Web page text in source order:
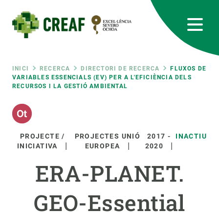
contingut
Fil
d'ariadna
INICI RECERCA DIRECTORI DE RECERCA
FLUXOS DE
VARIABLES ESSENCIALS (EV) PER A L'EFICIÈNCIA DELS
RECURSOS I LA GESTIÓ AMBIENTAL
PROJECTE /
INICIATIVA
PROJECTES UNIÓ
EUROPEA
2017 -
2020
INACTIU
ERA-PLANET.
GEO-Essential
RRSS
Featured
responsive
Responsive
menu
SOBRE NOSALTRES
CIÈNCIA EN ACCIÓ